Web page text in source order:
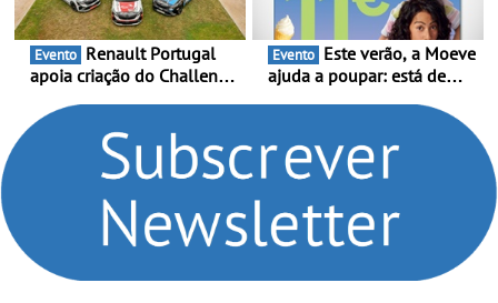
Evento
apoia criação do Challenge
compromisso com o
automobilismo nacional
continua em 2026
Evento
ajuda a poupar: está de
Volta” com descontos de